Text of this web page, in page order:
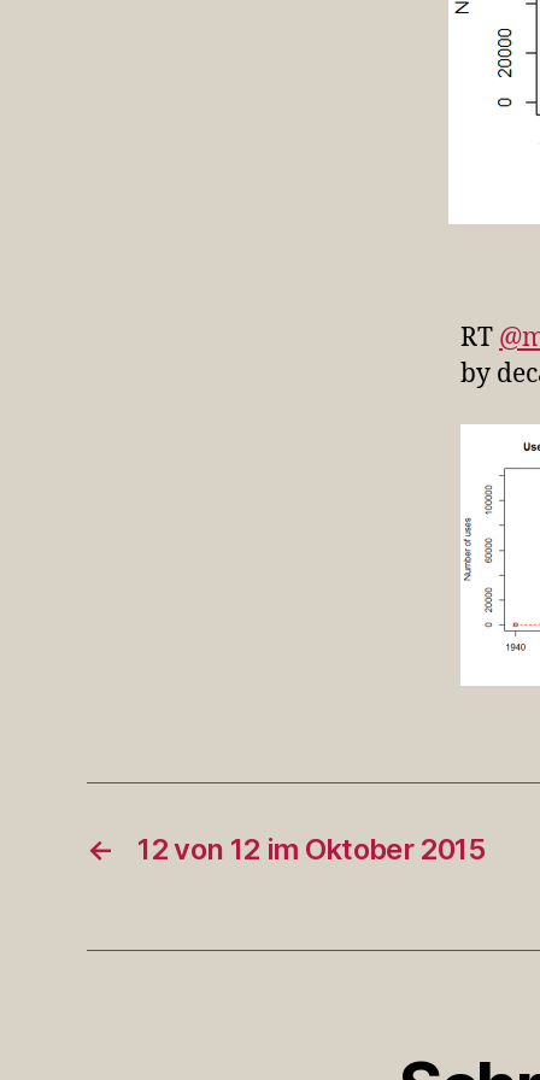
RT
by
← 12 von 12 im Oktober 2015